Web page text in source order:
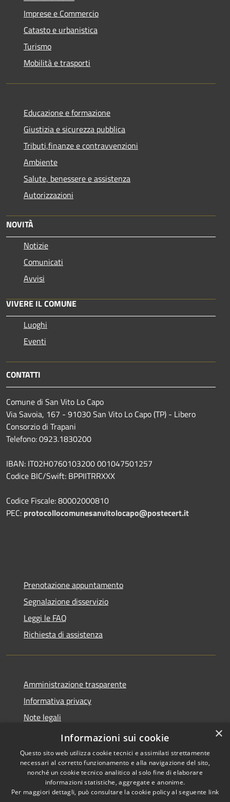
Imprese e Commercio
Catasto e urbanistica
Turismo
Mobilità e trasporti
Educazione e formazione
Giustizia e sicurezza pubblica
Tributi,finanze e contravvenzioni
Ambiente
Salute, benessere e assistenza
Autorizzazioni
NOVITÀ
Notizie
Comunicati
Avvisi
VIVERE IL COMUNE
Luoghi
Eventi
CONTATTI
Comune di San Vito Lo Capo
Via Savoia, 167 - 91030 San Vito Lo Capo (TP) - Libero
Consorzio di Trapani
Telefono: 0923.1830200
IBAN: IT02H0760103200 001047501257
Codice BIC/Swift: BPPIITRRXXX
Codice Fiscale: 80002000810
PEC: protocollocomunesanvitolocapo@postecert.it
Prenotazione appuntamento
Segnalazione disservizio
Leggi le FAQ
Richiesta di assistenza
Amministrazione trasparente
Informativa privacy
Note legali
Dichiarazione di accessibilità
Accessibilità
Copyright © 2026 • Comune di
San Vito Lo Capo • Powered by
×
Informazioni sui cookie
Questo sito web utilizza cookie tecnici e assimilati strettamente
necessari al corretto funzionamento e alla navigazione del sito,
nonché un cookie tecnico analitico al solo fine di elaborare
informazioni statistiche, aggregate e anonime.
Per maggiori dettagli, può consultare la cookie policy al seguente link